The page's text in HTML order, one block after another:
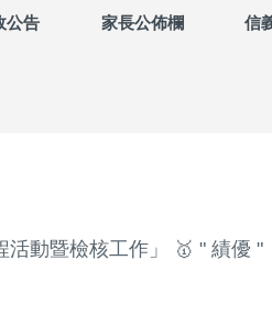
公告 家長公佈欄 信
動暨檢核工作」 🥇 " 績優 "